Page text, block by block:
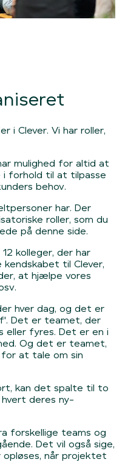
i Clever. Vi har roller,
mulighed for altid at
forhold til at tilpasse
behov.
har. Der
roller, som du
på denne side.
kolleger, der har
til Clever,
at hjælpe vores
hver dag, og det er
Det er teamet, der
eller fyres. Det er en i
Og det er teamet,
for at tale om sin
kan det spalte til to
deres ny-
forskellige teams og
Det vil også sige,
når projektet